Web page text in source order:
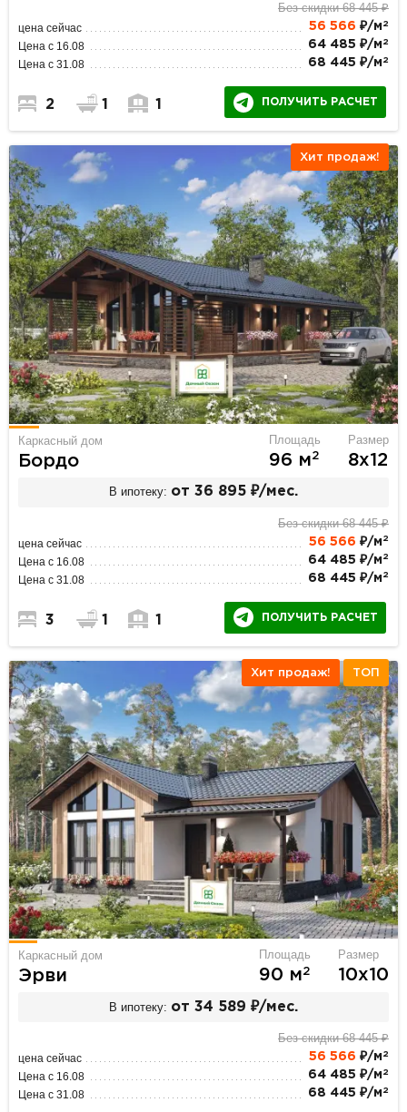
Без скидки 68 445 ₽
цена сейчас 56 566 ₽/м 2
Цена с 16.08 64 485 ₽/м 2
Цена с 31.08 68 445 ₽/м 2
2 1 1 ПОЛУЧИТЬ РАСЧЕТ
Хит продаж!
Каркасный дом
Бордо
Площадь
96 м2
Размер
8х12
В ипотеку: от 36 895 ₽/мес.
Без скидки 68 445 ₽
цена сейчас 56 566 ₽/м 2
Цена с 16.08 64 485 ₽/м 2
Цена с 31.08 68 445 ₽/м 2
3 1 1 ПОЛУЧИТЬ РАСЧЕТ
Хит продаж! ТОП
Каркасный дом
Эрви
Площадь
90 м2
Размер
10х10
В ипотеку: от 34 589 ₽/мес.
Без скидки 68 445 ₽
цена сейчас 56 566 ₽/м 2
Цена с 16.08 64 485 ₽/м 2
Цена с 31.08 68 445 ₽/м 2